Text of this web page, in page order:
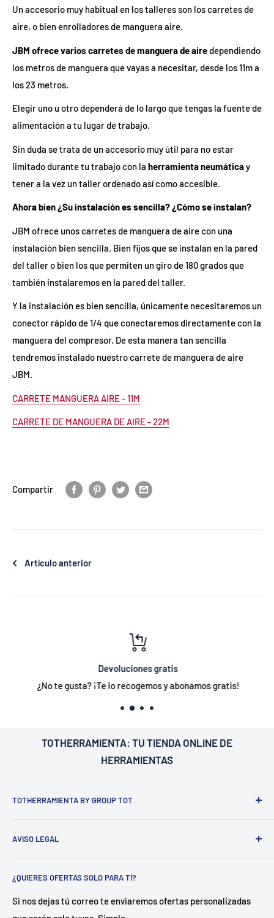
Un accesorio muy habitual en los talleres son los carretes de
aire, o bien enrolladores de manguera aire.
JBM ofrece varios carretes de manguera de airedependiendo
los metros de manguera que vayas a necesitar, desde los 11m a
los 23 metros.
Elegir uno u otro dependerá de lo largo que tengas la fuente de
alimentación a tu lugar de trabajo.
Sin duda se trata de un accesorio muy útil para no estar
limitado durante tu trabajo con la herramienta neumáticay
tener a la vez un taller ordenado así como accesible.
Ahora bien ¿Su instalación es sencilla? ¿Cómo se instalan?
JBM ofrece unos carretes de manguera de aire con una
instalación bien sencilla. Bien fijos que se instalan en la pared
del taller o bien los que permiten un giro de 180 grados que
también instalaremos en la pared del taller.
Y la instalación es bien sencilla, únicamente necesitaremos un
conector rápido de 1/4 que conectaremos directamente con la
manguera del compresor. De esta manera tan sencilla
tendremos instalado nuestro carrete de manguera de aire
JBM.
CARRETE MANGUERA AIRE - 11M
CARRETE DE MANGUERA DE AIRE - 22M
Compartir
Artículo anterior
Devoluciones gratis
¿No te gusta? ¡Te lo recogemos y abonamos gratis!
TOTHERRAMIENTA: TU TIENDA ONLINE DE
HERRAMIENTAS
TOTHERRAMIENTA BY GROUP TOT
Sant Esteve Sesrovires
sector como para particulares.
¿Como?Disponemos de un almacén central en Castellón
AVISO LEGAL
Política de envío
Política de privacidad
¿QUIERES OFERTAS SOLO PARA TÍ?
Si nos dejas tú correo te enviaremos ofertas personalizadas